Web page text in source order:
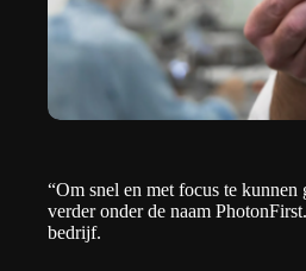
“Om snel en met focus te
verder onder de naam PhotonFirst.
bedrijf.